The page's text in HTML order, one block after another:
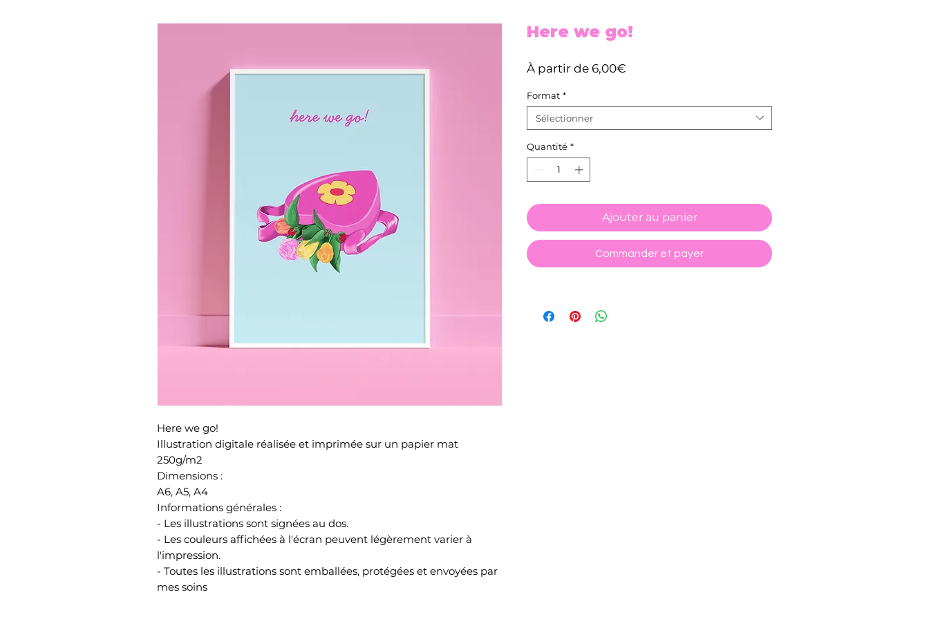
Here we go!
Illustration digitale réalisée et imprimée sur un papier mat
250g/m2
Dimensions :
A6, A5, A4
Informations générales :
- Les illustrations sont signées au dos.
- Les couleurs affichées à l'écran peuvent légèrement varier à
l'impression.
- Toutes les illustrations sont emballées, protégées et envoyées par
mes soins
Here we go!
À partir de 6,00€
Format *
Sélectionner
Quantité *
Ajouter au panier
Commander et payer